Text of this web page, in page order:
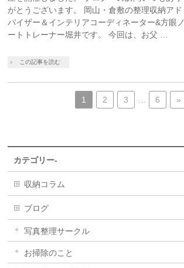
がとうございます。 岡山・倉敷の整理収納アド
バイザー＆インテリアコーディネーター&方眼ノ
ートトレーナー堀井です。 今回は、お父 …
この記事を読む
1 2 3 6 »
カテゴリー-
収納コラム
ブログ
写真整理サークル
お掃除のこと